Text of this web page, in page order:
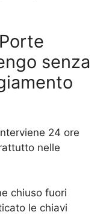
senza
24 ore
nelle
chiuso fuori
le chiavi